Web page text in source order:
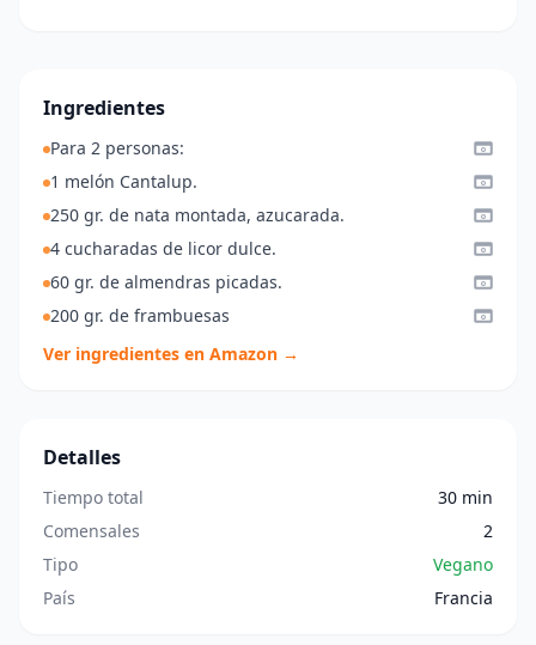
Ingredientes
Para 2 personas:
1 melón Cantalup.
250 gr. de nata montada, azucarada.
4 cucharadas de licor dulce.
60 gr. de almendras picadas.
200 gr. de frambuesas
Ver ingredientes en Amazon →
Detalles
Tiempo total
30 min
Comensales
2
Tipo
Vegano
País
Francia